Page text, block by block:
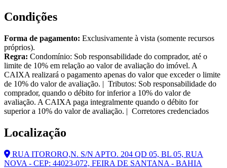
Condições
Forma de pagamento: Exclusivamente à vista (somente recursos
próprios).
Regra: Condomínio: Sob responsabilidade do comprador, até o
limite de 10% em relação ao valor de avaliação do imóvel. A
CAIXA realizará o pagamento apenas do valor que exceder o limite
de 10% do valor de avaliação. | Tributos: Sob responsabilidade do
comprador, quando o débito for inferior a 10% do valor de
avaliação. A CAIXA paga integralmente quando o débito for
superior a 10% do valor de avaliação. | Corretores credenciados
Localização
RUA ITORORO,N. S/N APTO. 204 QD 05, BL 05, RUA
NOVA - CEP: 44023-072, FEIRA DE SANTANA - BAHIA